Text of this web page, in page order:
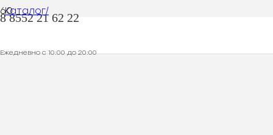
8 8552 21 62 22
Ежедневно с 10:00 до 20:00
Каталог/